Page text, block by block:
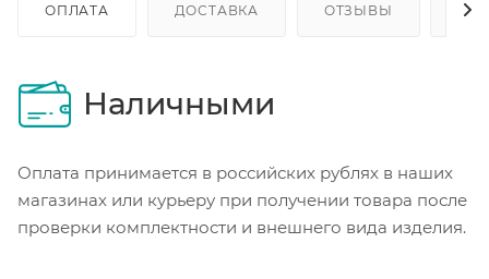
ОПЛАТА ДОСТАВКА ОТЗЫВЫ
Наличными
Оплата принимается в российских рублях в наших
магазинах или курьеру при получении товара после
проверки комплектности и внешнего вида изделия.